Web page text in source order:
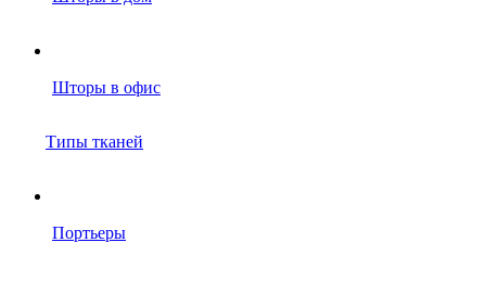
Шторы в офис
Типы тканей
Портьеры